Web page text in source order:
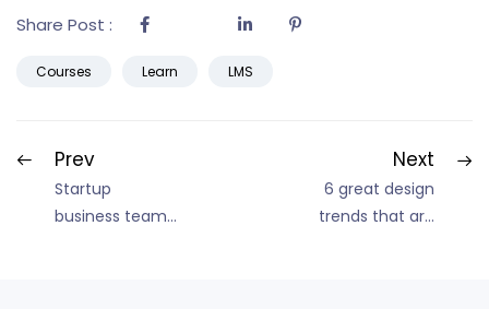
Share Post :
Courses Learn LMS
Prev
Startup
business team
Next
6 great design
trends that are